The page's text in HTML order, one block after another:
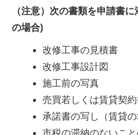
（注意）次の書類を申請書
の場合)
改修工事の見積書
改修工事設計図
施工前の写真
売買若しくは賃貸契
承諾書の写し（賃貸の
市税の滞納のないこ